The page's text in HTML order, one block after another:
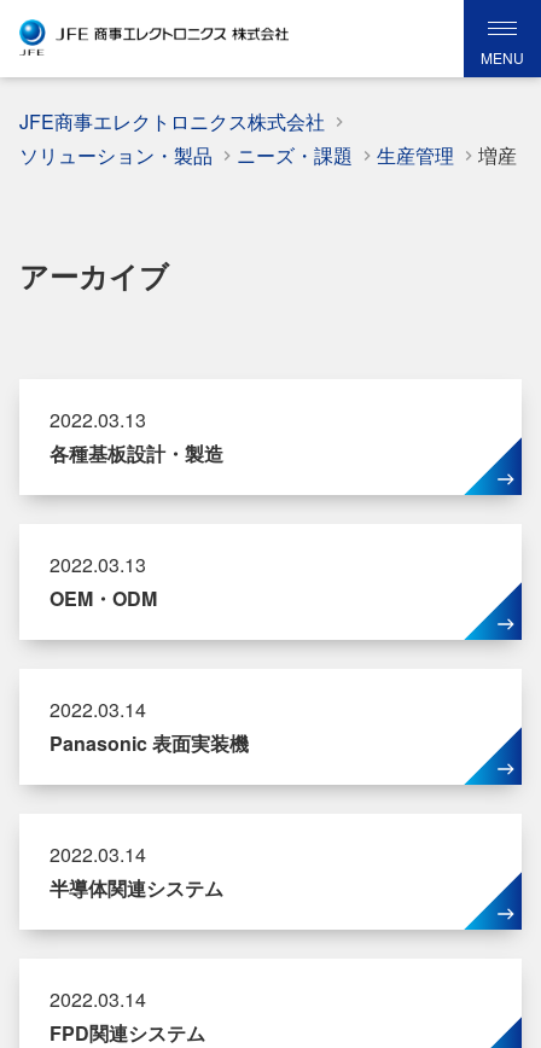
MENU
JFE商事エレクトロニクス株式会社
ソリューション・製品
ニーズ・課題 生産管理 増産
アーカイブ
2022.03.13
各種基板設計・製造
2022.03.13
OEM・ODM
2022.03.14
Panasonic 表面実装機
2022.03.14
半導体関連システム
2022.03.14
FPD関連システム